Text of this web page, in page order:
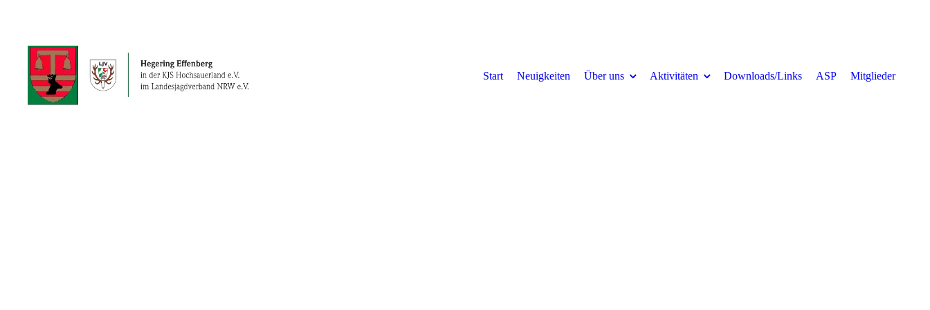
Start Neuigkeiten Über uns Aktivitäten Downloads/Links ASP Mitglieder